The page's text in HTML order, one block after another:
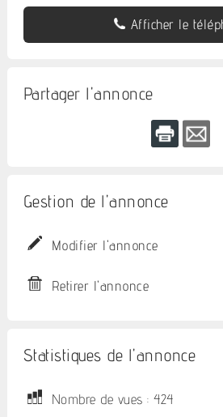
Afficher le
Partager l'annonce
Gestion de l'annonce
Modifier l'annonce
Retirer l'annonce
Statistiques de l'annonce
Nombre de vues : 424